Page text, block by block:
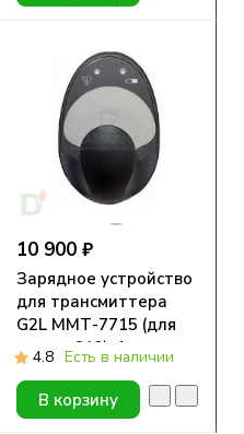
10 900 ₽
Зарядное устройство
для трансмиттера
G2L ММТ-7715 (для
помпы 640), 1 шт.
4.8 Есть в наличии
В корзину